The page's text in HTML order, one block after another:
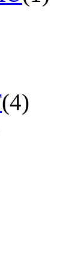
(4)